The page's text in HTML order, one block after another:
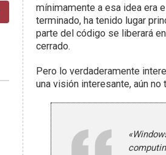
mínimamente a esa idea era
terminado, ha tenido lugar
parte del código se liberará en
cerrado.
Pero lo verdaderamente
una visión interesante, aún